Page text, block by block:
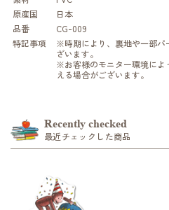
原産国
日本
品番
CG-009
特記事項
※時期により、裏地や一部パ
ざいます。
※お客様のモニター環境によ
える場合がございます。
Recently checked
最近チェックした商品